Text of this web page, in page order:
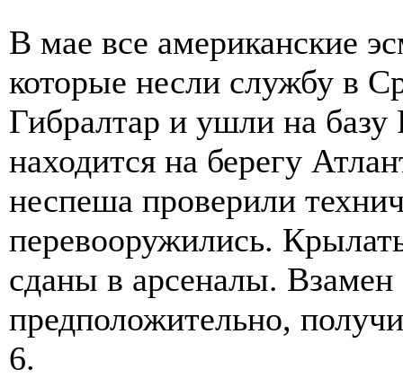
В мае все американские
которые несли службу в
Гибралтар и ушли на
находится на берегу
неспеша проверили
перевооружились.
сданы в арсеналы.
предположительно,
6.